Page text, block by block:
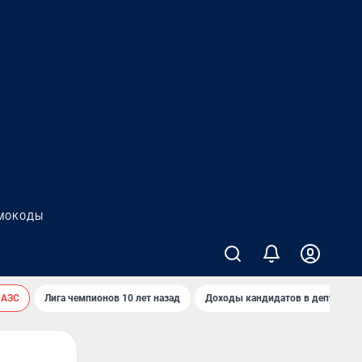
АЗС Лига чемпионов 10 лет назад Доходы кандидатов в депутаты